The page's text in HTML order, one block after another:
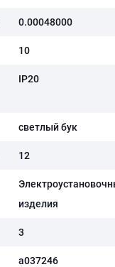
0.00048000
10
IP20
светлый бук
12
изделия
3
a037246